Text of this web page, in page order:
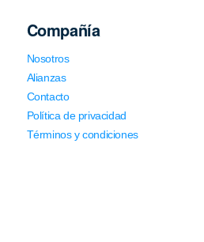
Compañía
Nosotros
Alianzas
Contacto
Política de privacidad
Términos y condiciones